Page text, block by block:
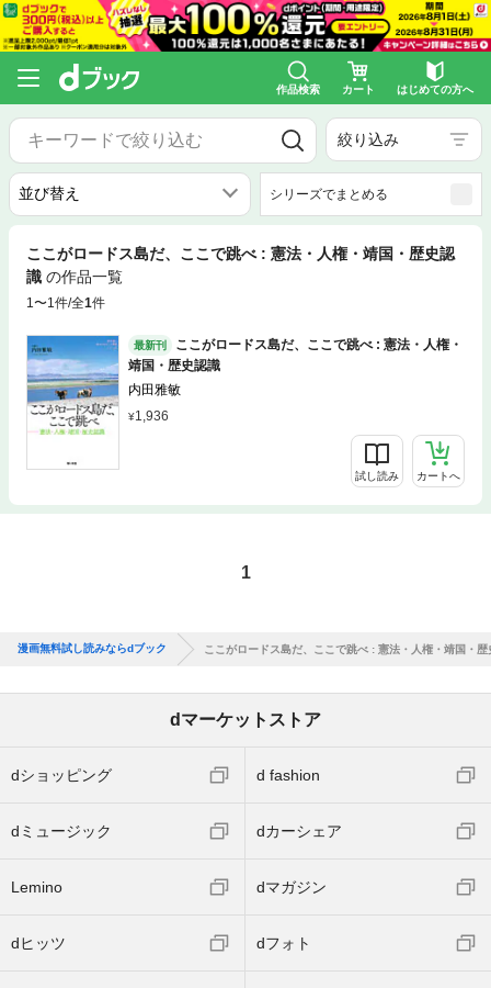
作品検索 カート はじめての方へ
絞り込み
シリーズでまとめる
ここがロードス島だ、ここで跳べ : 憲法・人権・靖国・歴史認
識 の作品一覧
1〜1件/全1件
最新刊
ここがロードス島だ、ここで跳べ : 憲法・人権・
靖国・歴史認識
内田雅敏
1,936
試し読み カートへ
1
漫画無料試し読みならdブック ここがロードス島だ、ここで跳べ : 憲法・人権・靖国・歴
dマーケットストア
dショッピング d fashion
dミュージック dカーシェア
Lemino dマガジン
dヒッツ dフォト